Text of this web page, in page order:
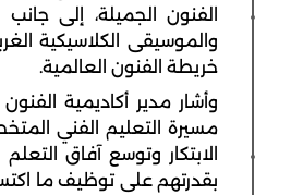
الفنون الجميلة، إلى
والموسيقى الكلاسيكية
خريطة الفنون العالمية.
وأشار مدير أكاديمية
مسيرة التعليم الفني
الابتكار وتوسع آفاق
بقدرتهم على توظيف ما